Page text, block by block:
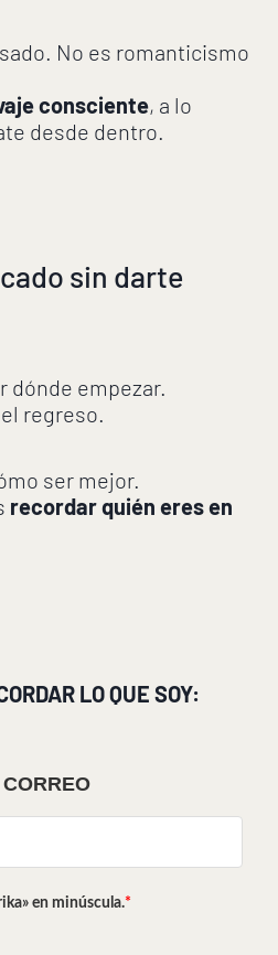
No es romanticismo
consciente, a lo
desde dentro.
sin darte
dónde empezar.
regreso.
ser mejor.
recordar quién eres en
LO QUE SOY:
en minúscula.